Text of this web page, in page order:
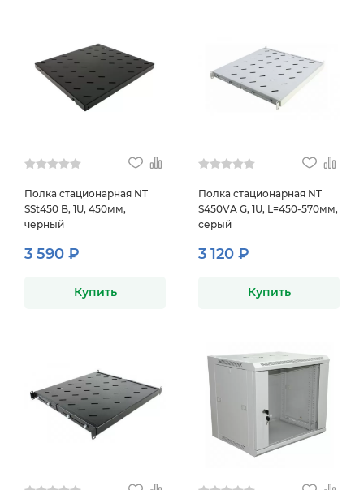
Полка стационарная NT
SSt450 B, 1U, 450мм,
черный
3 590 ₽
Купить
Полка стационарная NT
S450VA G, 1U, L=450-570мм,
серый
3 120 ₽
Купить